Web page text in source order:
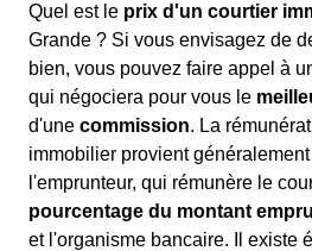
Quel est le prix d'un courtier
Grande ? Si vous envisagez de
bien, vous pouvez faire appel à
qui négociera pour vous le
d'une commission. La
immobilier provient
l'emprunteur, qui rémunère le
pourcentage du montant
et l'organisme bancaire. Il existe